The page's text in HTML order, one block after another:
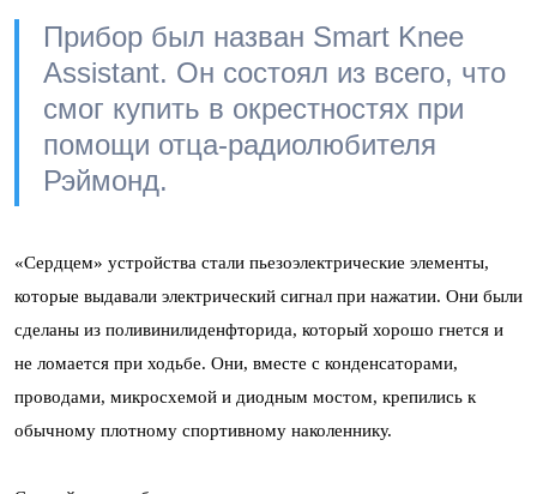
Прибор был назван Smart Knee
Assistant. Он состоял из всего, что
смог купить в окрестностях при
помощи отца-радиолюбителя
Рэймонд.
«Сердцем» устройства стали пьезоэлектрические элементы,
которые выдавали электрический сигнал при нажатии. Они были
сделаны из поливинилиденфторида, который хорошо гнется и
не ломается при ходьбе. Они, вместе с конденсаторами,
проводами, микросхемой и диодным мостом, крепились к
обычному плотному спортивному наколеннику.